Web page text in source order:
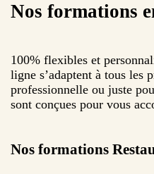
Nos formations
100% flexibles et
ligne s’adaptent à tous les
professionnelle ou juste
sont conçues pour vous
Nos formations